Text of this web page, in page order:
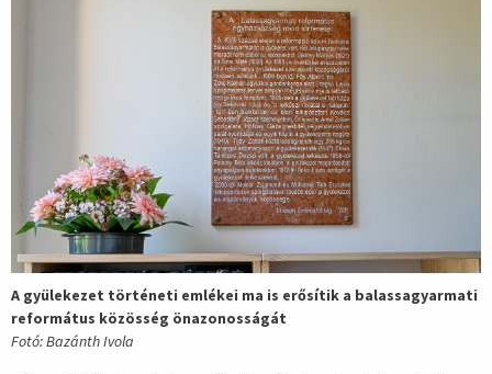
A gyülekezet történeti emlékei ma is erősítik a balassagyarmati
református közösség önazonosságát
Fotó: Bazánth Ivola